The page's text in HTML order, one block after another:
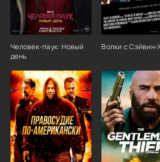
Человек-паук: Новый
день
Волки с Сэйвин-